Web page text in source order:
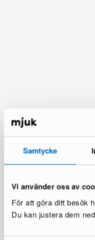
Samtycke
Vi använder oss av
För att göra ditt besök
Du kan justera dem